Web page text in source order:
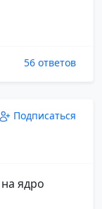
56 ответов
Подписаться
ядро